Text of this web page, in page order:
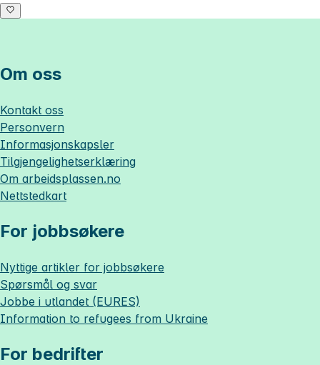
Om oss
Kontakt oss
Personvern
Informasjonskapsler
Tilgjengelighetserklæring
Om arbeidsplassen.no
Nettstedkart
For jobbsøkere
Nyttige artikler for jobbsøkere
Spørsmål og svar
Jobbe i utlandet (EURES)
Information to refugees from Ukraine
For bedrifter